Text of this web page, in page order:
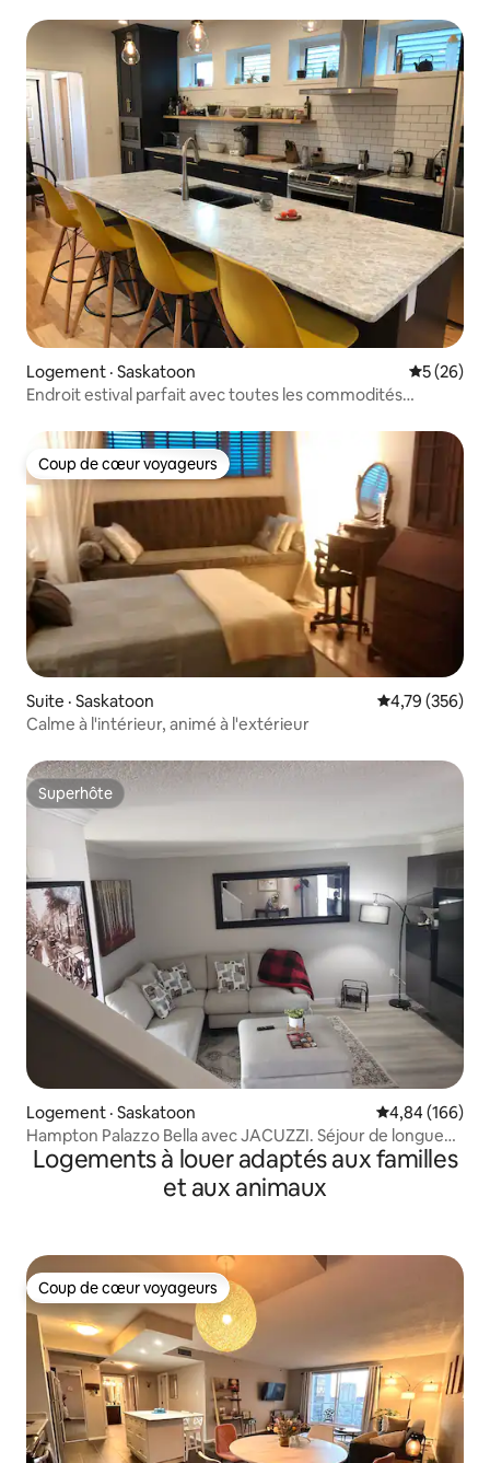
Logement · Saskatoon Note
5 (26)
Endroit estival parfait avec toutes les commodités
Coup de cœur voyageurs
Coup de cœur voyageurs
Suite · Saskatoon Note
4,79 (356)
Calme à l'intérieur, animé à l'extérieur
Superhôte
Superhôte
Logement · Saskatoon Note
4,84 (166)
Hampton Palazzo Bella avec JACUZZI. Séjour de longue
durée
Logements à louer adaptés aux familles
et aux animaux
Coup de cœur voyageurs
Coup de cœur voyageurs